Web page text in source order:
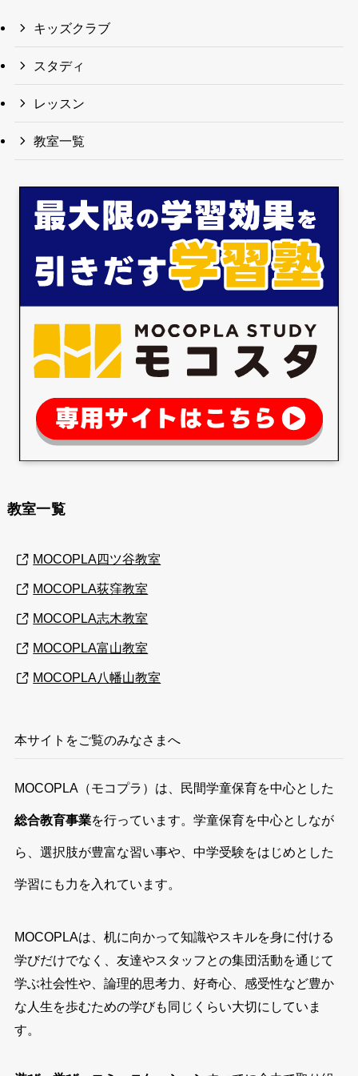
キッズクラブ
スタディ
レッスン
教室一覧
教室一覧
MOCOPLA四ツ谷教室
MOCOPLA荻窪教室
MOCOPLA志木教室
MOCOPLA富山教室
MOCOPLA八幡山教室
本サイトをご覧のみなさまへ
MOCOPLA（モコプラ）は、民間学童保育を中心とした
総合教育事業を行っています。学童保育を中心としなが
ら、選択肢が豊富な習い事や、中学受験をはじめとした
学習にも力を入れています。
MOCOPLAは、机に向かって知識やスキルを身に付ける
学びだけでなく、友達やスタッフとの集団活動を通じて
学ぶ社会性や、論理的思考力、好奇心、感受性など豊か
な人生を歩むための学びも同じくらい大切にしていま
す。